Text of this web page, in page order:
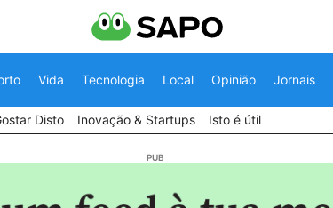
Vida Tecnologia Local Opinião Jornais
Disto Inovação & Startups Isto é útil